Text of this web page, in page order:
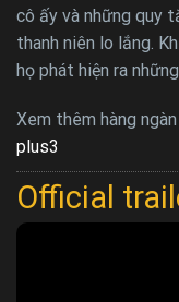
cô ấy và những quy
thanh niên lo lắng.
họ phát hiện ra
Xem thêm hàng
plus3
Official